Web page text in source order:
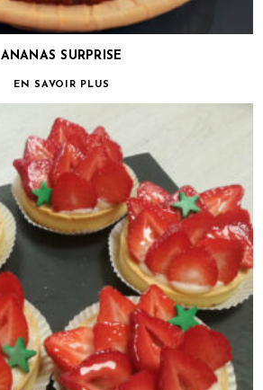
ANANAS SURPRISE
EN SAVOIR PLUS